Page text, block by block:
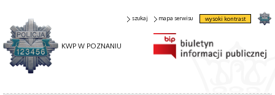
KWP W POZNANIU
szukaj mapa serwisu wysoki kontrast